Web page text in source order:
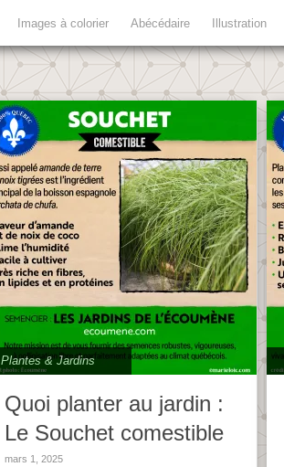
Images à colorier Abécédaire Illustration
Plantes & Jardins
Quoi planter au jardin :
Le Souchet comestible
mars 1, 2025